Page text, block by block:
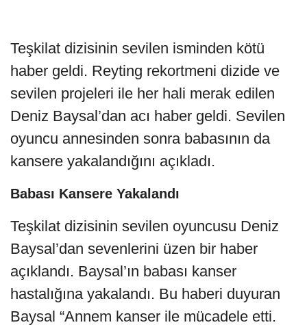
Teşkilat dizisinin sevilen isminden kötü
haber geldi. Reyting rekortmeni dizide ve
sevilen projeleri ile her hali merak edilen
Deniz Baysal’dan acı haber geldi. Sevilen
oyuncu annesinden sonra babasının da
kansere yakalandığını açıkladı.
Babası Kansere Yakalandı
Teşkilat dizisinin sevilen oyuncusu Deniz
Baysal’dan sevenlerini üzen bir haber
açıklandı. Baysal’ın babası kanser
hastalığına yakalandı. Bu haberi duyuran
Baysal “Annem kanser ile mücadele etti.